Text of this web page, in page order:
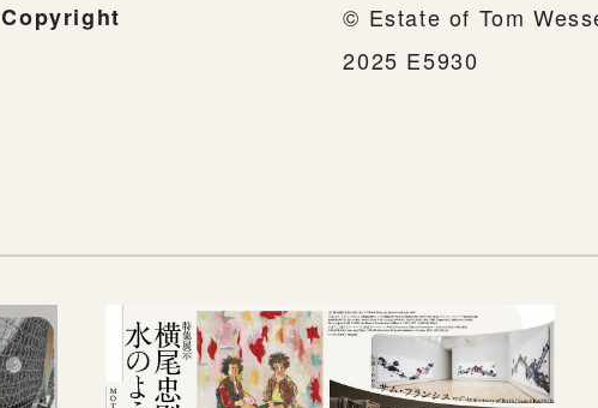
Copyright
© Estate of Tom
2025 E5930